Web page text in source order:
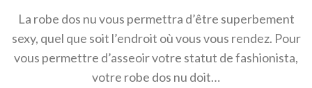
La robe dos nu vous permettra d’être superbement
sexy, quel que soit l’endroit où vous vous rendez. Pour
vous permettre d’asseoir votre statut de fashionista,
votre robe dos nu doit…